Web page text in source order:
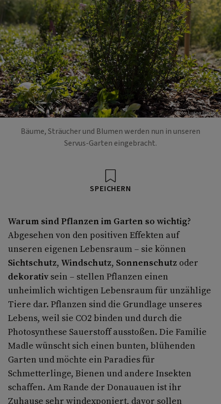
Foto: Luana Fonseca
Bäume, Sträucher und Blumen werden nun in unseren
Servus-Garten eingebracht.
SPEICHERN
Warum sind Pflanzen im Garten so wichtig?
Abgesehen von den positiven Effekten auf
unseren eigenen Lebensraum – sie können
Sichtschutz, Windschutz, Sonnenschutz oder
dekorativ sein – stellen Pflanzen einen
unheimlich wichtigen Lebensraum für unzählige
Tiere dar. Pflanzen sind die Grundlage unseres
Lebens, weil sie CO2 binden und durch die
Photosynthese Sauerstoff ausstoßen. Die Familie
Madle wünscht sich einen bunten, blühenden
Garten und möchte ein Paradies für
Schmetterlinge, Bienen und andere Insekten
schaffen. Am Rande der Donauauen ist ihr
Zuhause sehr windexponiert, davor sollen